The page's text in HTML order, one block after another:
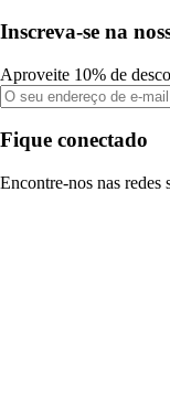
Inscreva-se na
Aproveite 10% de
Fique conectado
Encontre-nos nas redes